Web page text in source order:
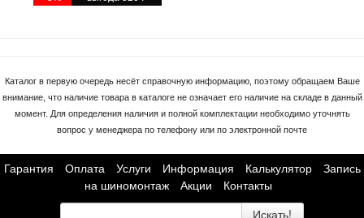
Каталог в первую очередь несёт справочную информацию, поэтому обращаем Ваше
внимание, что наличие товара в каталоге не означает его наличие на складе в данный
момент. Для определения наличия и полной комплектации необходимо уточнять
вопрос у менеджера по телефону или по электронной почте
Гарантия Оплата Услуги Информация Калькулятор
Запись
на шиномонтаж
Акции Контакты
Искать!